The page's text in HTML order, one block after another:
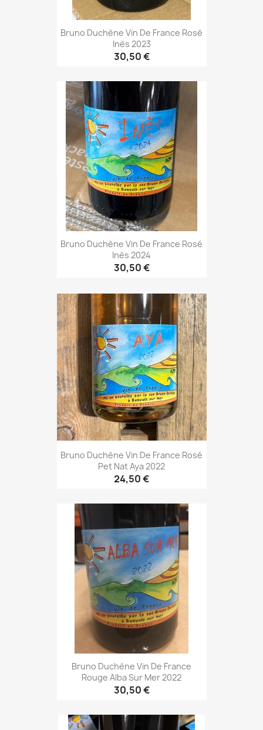
Bruno Duchène Vin De France Rosé
Inès 2023
30,50 €
Bruno Duchène Vin De France Rosé
Inès 2024
30,50 €
Bruno Duchène Vin De France Rosé
Pet Nat Aya 2022
24,50 €
Bruno Duchène Vin De France
Rouge Alba Sur Mer 2022
30,50 €